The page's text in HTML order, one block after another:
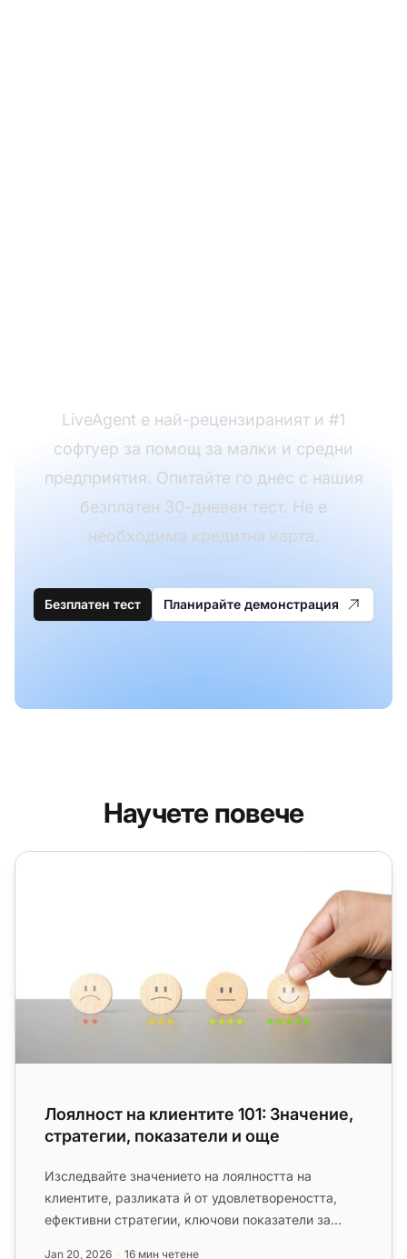
LiveAgent е най-рецензираният и #1
софтуер за помощ за малки и средни
предприятия. Опитайте го днес с нашия
безплатен 30-дневен тест. Не е
необходима кредитна карта.
Безплатен тест Планирайте демонстрация
Научете повече
Лоялност на клиентите 101: Значение, стратегии,
Лоялност на клиентите 101: Значение,
стратегии, показатели и още
Изследвайте значението на лоялността на
клиентите, разликата й от удовлетвореността,
ефективни стратегии, ключови показатели за
Jan 20, 2026 16 мин четене